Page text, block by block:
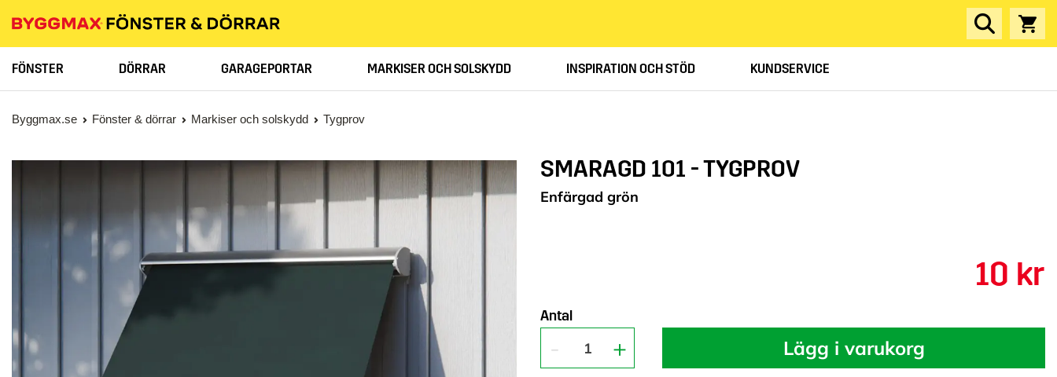
FÖNSTER DÖRRAR GARAGEPORTAR MARKISER OCH SOLSKYDD INSPIRATION OCH STÖD KUNDSERVICE
Byggmax.se Fönster & dörrar Markiser och solskydd Tygprov
SMARAGD 101 - TYGPROV
Enfärgad grön
10 kr
Antal
Lägg i varukorg